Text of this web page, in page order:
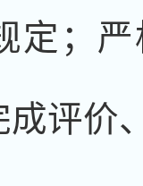
定；
评价